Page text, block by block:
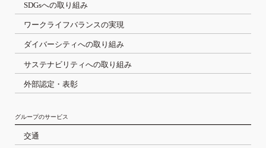
SDGsへの取り組み
ワークライフバランスの実現
ダイバーシティへの取り組み
サステナビリティへの取り組み
外部認定・表彰
グループのサービス
交通